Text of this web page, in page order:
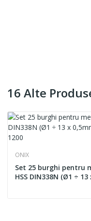
16 Alte
ONIX
Set 25 burghi pentru
HSS DIN338N (Ø1 ÷ 13